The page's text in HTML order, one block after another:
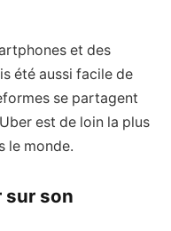
et des
été aussi facile de
se partagent
est de loin la plus
le monde.
sur son